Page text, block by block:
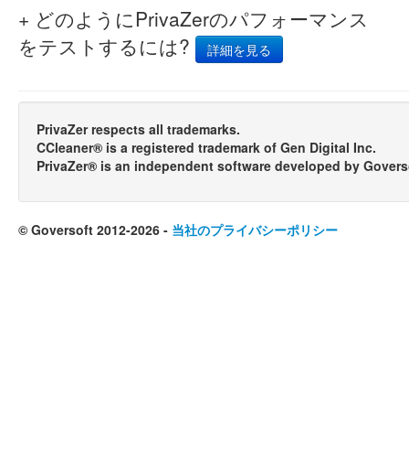
+ どのようにPrivaZerのパフォーマンス
をテストするには?
詳細を見る
PrivaZer respects all trademarks.
CCleaner® is a registered trademark of Gen Digital Inc.
PrivaZer® is an independent software developed by
© Goversoft 2012-2026 - 当社のプライバシーポリシー